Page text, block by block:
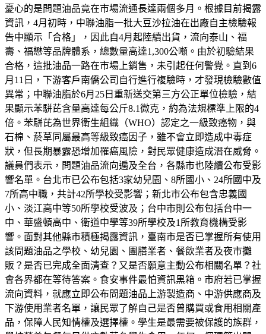
憂心的是問題油品竟在市場流通長達兩個多月。根據目前揭露
資訊，4月初時，中聯油脂一批大豆沙拉油在出廠自主檢驗報
告中顯示「合格」，因此自4月起陸續出貨，流向泰山、福
壽、福懋等品牌體系，總數量高達1,300公噸。由於初驗結果
合格，這批油品一路在市場上銷售，未引起任何警覺。直到6
月11日，下游客戶南僑公司自行進行複驗時，才發現檢驗數值
異常；中聯油脂於6月25日重新送交第三方公正單位檢驗，結
果顯示苯駢芘含量高達每公斤8.1微克，約為法規標準上限的4
倍。苯駢芘為世界衛生組織（WHO）認定之一級致癌物，與
石棉、菸草同屬最高等級致癌因子，雖不會立即造成中毒症
狀，但長期暴露恐增加罹癌風險，對民眾健康造成潛在威脅。
議員們表示，問題油品流向遍及全台，各縣市也陸續公布受影
響名單。台北市已公布包括3家幼兒園、8所國小、24所國中及
7所高中職，共計42所學校受影響；新北市公布包含忠義國
小、淡江高中等50所學校受波及；台中市則公布包括台中一
中、華盛頓高中、衛道中學等39所學校及1所教育機構受影
響。面對其他縣市積極揭露資訊，臺南市是否已掌握所有使用
該問題油品之學校、幼兒園、團膳業者、餐飲業者及夜市攤
販？是否已完成全面清查？又是否願意主動公布相關名單？社
會各界都在等待答案。食安事件最怕資訊黑箱。市府若已掌握
流向資料，就應立即公布問題油品上游製造商、中游供應商及
下游使用業者名單，讓民眾了解自己是否曾購買或食用相關產
品，保障人民知情權及選擇權。學生是最需要被保護的族群，